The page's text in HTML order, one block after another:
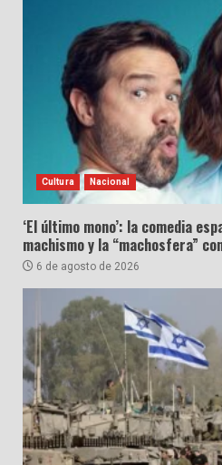
Cultura Nacional
‘El último mono’: la comedia
machismo y la “machosfera”
6 de agosto de 2026